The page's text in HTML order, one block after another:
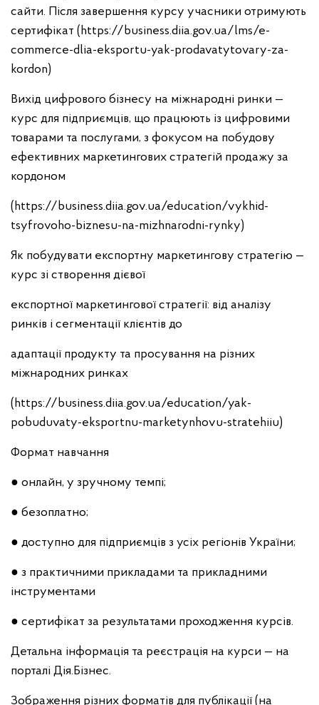
сайти. Після завершення курсу учасники отримують
сертифікат (https://business.diia.gov.ua/lms/e-
commerce-dlia-eksportu-yak-prodavatytovary-za-
kordon)
Вихід цифрового бізнесу на міжнародні ринки —
курс для підприємців, що працюють із цифровими
товарами та послугами, з фокусом на побудову
ефективних маркетингових стратегій продажу за
кордоном
(https://business.diia.gov.ua/education/vykhid-
tsyfrovoho-biznesu-na-mizhnarodni-rynky)
Як побудувати експортну маркетингову стратегію —
курс зі створення дієвої
експортної маркетингової стратегії: від аналізу
ринків і сегментації клієнтів до
адаптації продукту та просування на різних
міжнародних ринках
(https://business.diia.gov.ua/education/yak-
pobuduvaty-eksportnu-marketynhovu-stratehiiu)
Формат навчання
● онлайн, у зручному темпі;
● безоплатно;
● доступно для підприємців з усіх регіонів України;
● з практичними прикладами та прикладними
інструментами
● сертифікат за результатами проходження курсів.
Детальна інформація та реєстрація на курси — на
порталі Дія.Бізнес.
Зображення різних форматів для публікації (на